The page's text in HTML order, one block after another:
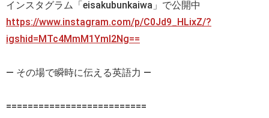
インスタグラム「eisakubunkaiwa」で公開中
https://www.instagram.com/p/C0Jd9_HLixZ/?
igshid=MTc4MmM1YmI2Ng==
— その場で瞬時に伝える英語力 —
==========================